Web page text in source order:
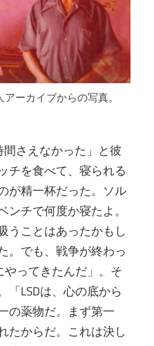
ーカイブからの写真。
間さえなかった」と彼
チを食べて、寝られる
が精一杯だった。ソル
チで何度か寝たよ。
うことはあったかもし
。でも、戦争が終わっ
やってきたんだ」。そ
「LSDは、心の底から
の薬物だ。まず第一
たからだ。これは決し